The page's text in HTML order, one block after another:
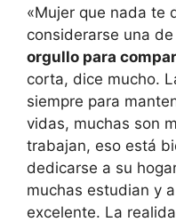
«Mujer que nada te
considerarse una
orgullo para
corta, dice mucho.
siempre para
vidas, muchas son
trabajan, eso está
dedicarse a su
muchas estudian y
excelente. La